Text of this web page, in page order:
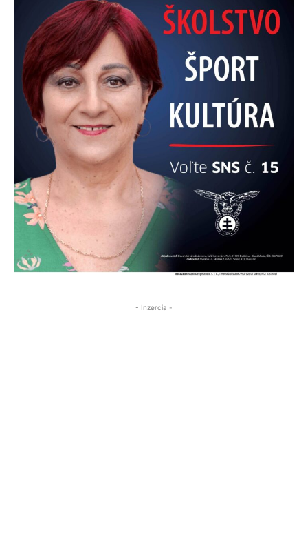
- Inzercia -